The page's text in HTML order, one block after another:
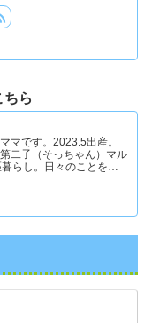
ちら
マです。2023.5出産。
二子（そっちゃん）マル
らし。日々のことを忘